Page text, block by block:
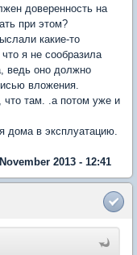
доверенность на
при этом?
какие-то
я не сообразила
ведь оно должно
вложения.
что там. .а потом уже и
дома в эксплуатацию.
2013 - 12:41